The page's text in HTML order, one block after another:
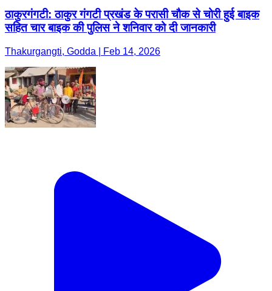
ठाकुरगंगटी: ठाकुर गंगटी प्रखंड के परासी चौक से चोरी हुई बाइक
सहित चार बाइक की पुलिस ने शनिवार को दी जानकारी
Thakurgangti, Godda | Feb 14, 2026